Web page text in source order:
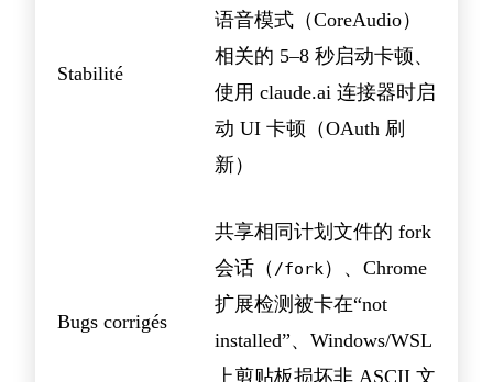
Stabilité
语音模式（CoreAudio）
相关的 5–8 秒启动卡顿、
使用 claude.ai 连接器时启
动 UI 卡顿（OAuth 刷
新）
Bugs corrigés
共享相同计划文件的 fork
会话（ /fork）、Chrome
扩展检测被卡在“not
installed”、Windows/WSL
上剪贴板损坏非 ASCII 文